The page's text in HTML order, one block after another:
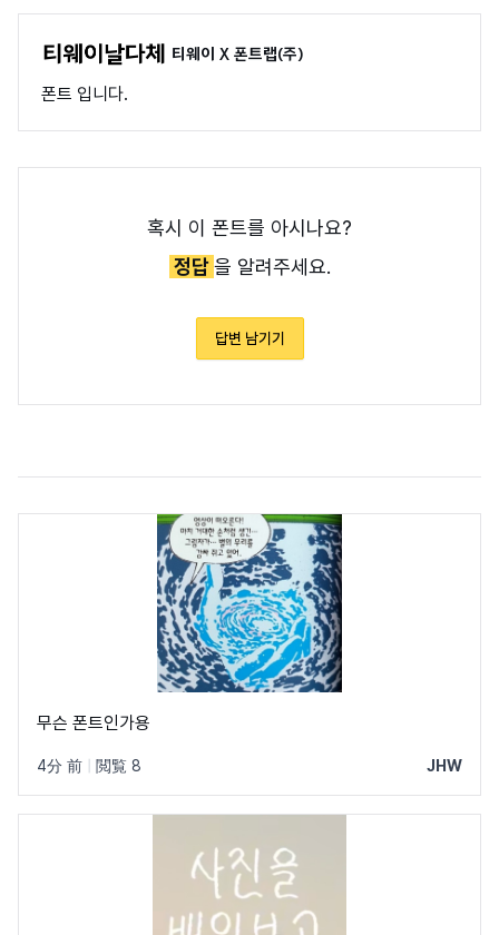
티웨이 X 폰트랩(주)
폰트 입니다.
혹시 이 폰트를 아시나요?
정답을 알려주세요.
답변 남기기
무슨 폰트인가용
4分 前 閲覧 8 JHW